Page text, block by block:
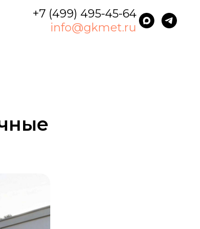
+7 (499) 495-45-64
info@gkmet.ru